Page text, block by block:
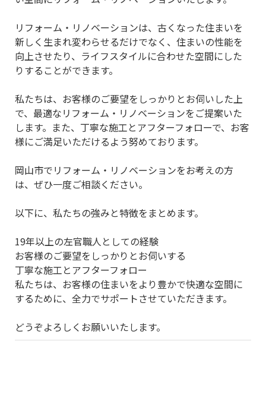
リフォーム・リノベーションは、古くなった住まいを
新しく生まれ変わらせるだけでなく、住まいの性能を
向上させたり、ライフスタイルに合わせた空間にした
りすることができます。
私たちは、お客様のご要望をしっかりとお伺いした上
で、最適なリフォーム・リノベーションをご提案いた
します。また、丁寧な施工とアフターフォローで、お客
様にご満足いただけるよう努めております。
岡山市でリフォーム・リノベーションをお考えの方
は、ぜひ一度ご相談ください。
以下に、私たちの強みと特徴をまとめます。
19年以上の左官職人としての経験
お客様のご要望をしっかりとお伺いする
丁寧な施工とアフターフォロー
私たちは、お客様の住まいをより豊かで快適な空間に
するために、全力でサポートさせていただきます。
どうぞよろしくお願いいたします。